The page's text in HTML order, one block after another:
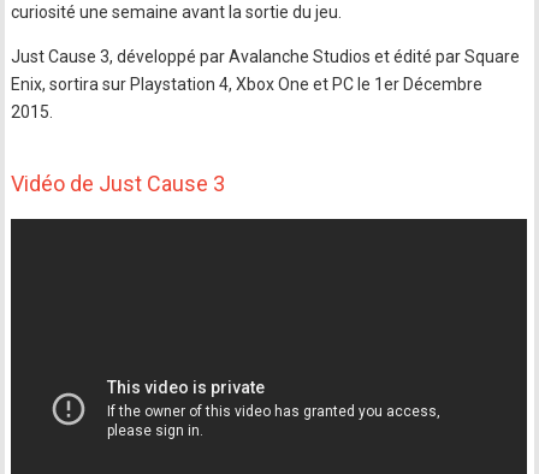
curiosité une semaine avant la sortie du jeu.
Just Cause 3, développé par Avalanche Studios et édité par Square
Enix, sortira sur Playstation 4, Xbox One et PC le 1er Décembre
2015.
Vidéo de Just Cause 3